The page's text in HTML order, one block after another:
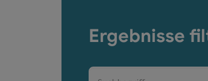
Ergebnisse
Suchbegriff